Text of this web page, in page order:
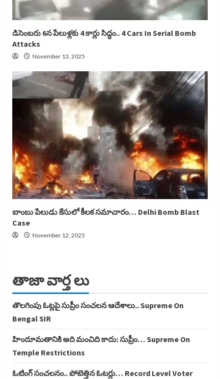
డిసెంబరు 6న పేలుళ్లకు 4 కార్లు సిద్ధం.. 4 Cars In Serial Bomb
Attacks
November 13, 2025
బాంబు పేలుడు కేసులో కీలక సమాచారం… Delhi Bomb Blast
Case
November 12, 2025
తాజా వార్త లు
తొలగింపు ఓట్లపై సుప్రీం సంచలన ఆదేశాలు.. Supreme On
Bengal SIR
హిందూమతానికి అది మంచిది కాదు: సుప్రీం… Supreme On
Temple Restrictions
ఓటింగ్ సంచలనం.. పోటెత్తిన ఓటర్లు… Record Level Voter